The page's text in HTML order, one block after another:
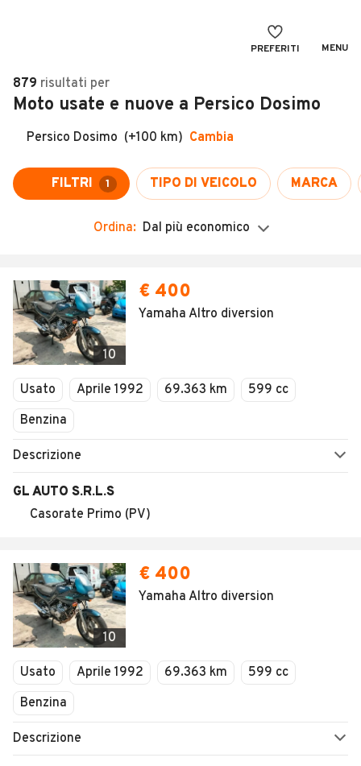
PREFERITI MENU
Auto
Auto usate
Auto Km 0
Auto Nuove
Noleggio a lungo termine
Moto
Camper
Veicoli Commerciali
Concessionari
VENDI
MAGAZINE
ACCEDI
879 risultati per
Moto usate e nuove a Persico Dosimo
Ordina: Dal più economico
10
€ 400
Yamaha Altro diversion
Usato Aprile 1992 69.363 km
599 cc
Benzina
Descrizione
GL AUTO S.R.L.S
Casorate Primo (PV)
10
€ 400
Yamaha Altro diversion
Usato Aprile 1992 69.363 km
599 cc
Benzina
Descrizione